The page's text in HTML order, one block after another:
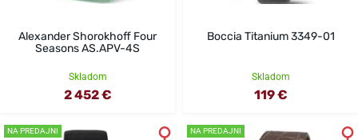
Alexander Shorokhoff Four
Seasons AS.APV-4S
Skladom
2 452 €
Boccia Titanium 3349-01
Skladom
119 €
NA PREDAJNI NA PREDAJNI